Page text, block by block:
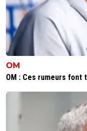
OM
OM : Ces rumeurs font